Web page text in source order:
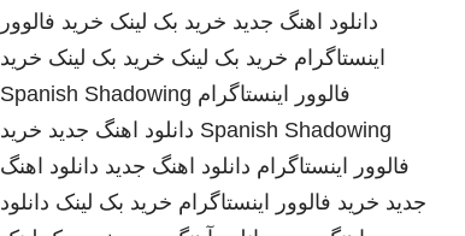
دانلود اهنگ جدید خرید بک لینک خرید فالوور
اینستاگرام خرید بک لینک خرید بک لینک خرید
فالوور اینستاگرام Spanish Shadowing
Spanish Shadowing دانلود اهنگ جدید خرید
فالوور اینستاگرام دانلود اهنگ جدید دانلود اهنگ
جدید خرید فالوور اینستاگرام خرید بک لینک دانلود